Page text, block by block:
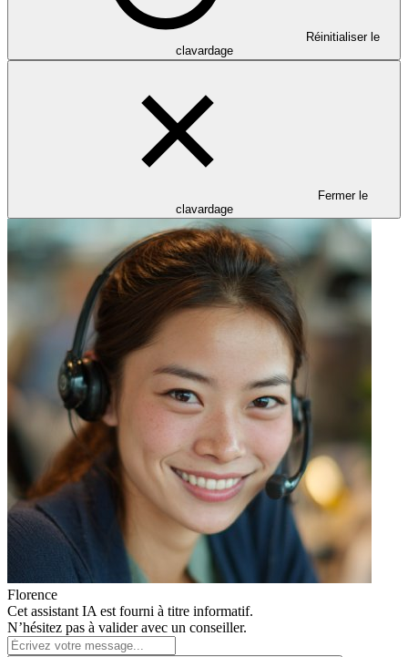
Réinitialiser le
clavardage
Fermer le
clavardage
Florence
Cet assistant IA est fourni à titre informatif.
N’hésitez pas à valider avec un conseiller.